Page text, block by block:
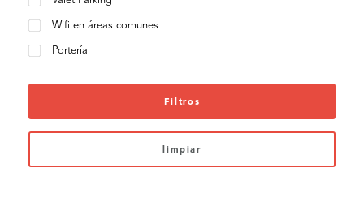
Wifi en áreas comunes
Portería
Filtros
limpiar